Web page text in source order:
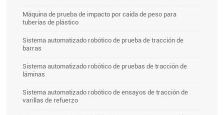
Máquina de prueba de impacto por caída de peso para
tuberías de plástico
Sistema automatizado robótico de prueba de tracción de
barras
Sistema automatizado robótico de pruebas de tracción de
láminas
Sistema automatizado robótico de ensayos de tracción de
varillas de refuerzo